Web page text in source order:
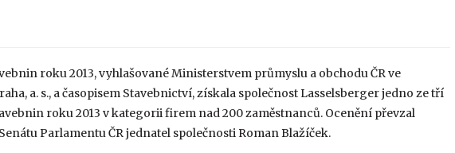
roku 2013, vyhlašované Ministerstvem průmyslu a obchodu ČR ve
a. s., a časopisem Stavebnictví, získala společnost Lasselsberger jedno ze tří
roku 2013 v kategorii firem nad 200 zaměstnanců. Ocenění převzal
Parlamentu ČR jednatel společnosti Roman Blažíček.